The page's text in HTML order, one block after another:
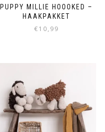
PUPPY MILLIE HOOOKED –
HAAKPAKKET
€10,99